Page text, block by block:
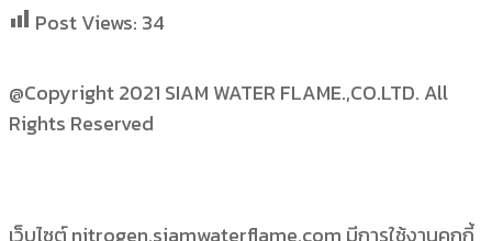
Post Views: 34
@Copyright 2021 SIAM WATER FLAME.,CO.LTD. All
Rights Reserved
เว็บไซต์ nitrogen.siamwaterflame.com มีการใช้งานคุกกี้